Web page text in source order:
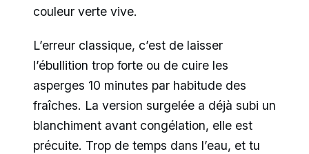
couleur verte vive.
L’erreur classique, c’est de laisser
l’ébullition trop forte ou de cuire les
asperges 10 minutes par habitude des
fraîches. La version surgelée a déjà subi un
blanchiment avant congélation, elle est
précuite. Trop de temps dans l’eau, et tu